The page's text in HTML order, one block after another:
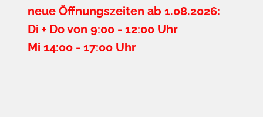
neue Öffnungszeiten ab 1.08.2026:
Di + Do von 9:00 - 12:00 Uhr
Mi 14:00 - 17:00 Uhr